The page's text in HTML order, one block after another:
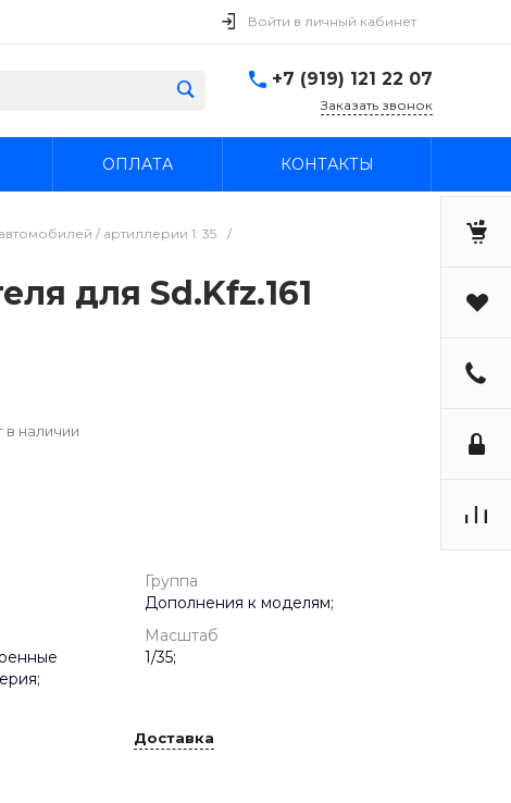
Войти в личный кабинет
+7 (919) 121 22 07
Заказать звонок
ОПЛАТА КОНТАКТЫ
/ артиллерии 1: 35
/
для Sd.Kfz.161
в наличии
Группа
Дополнения к моделям;
Масштаб
1/35;
Доставка